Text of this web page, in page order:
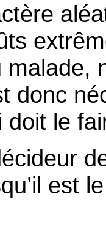
malade,
donc
doit le
est